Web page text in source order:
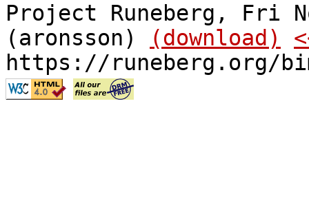
Project Runeberg, Fri
(aronsson)
(download)
https://runeberg.org/